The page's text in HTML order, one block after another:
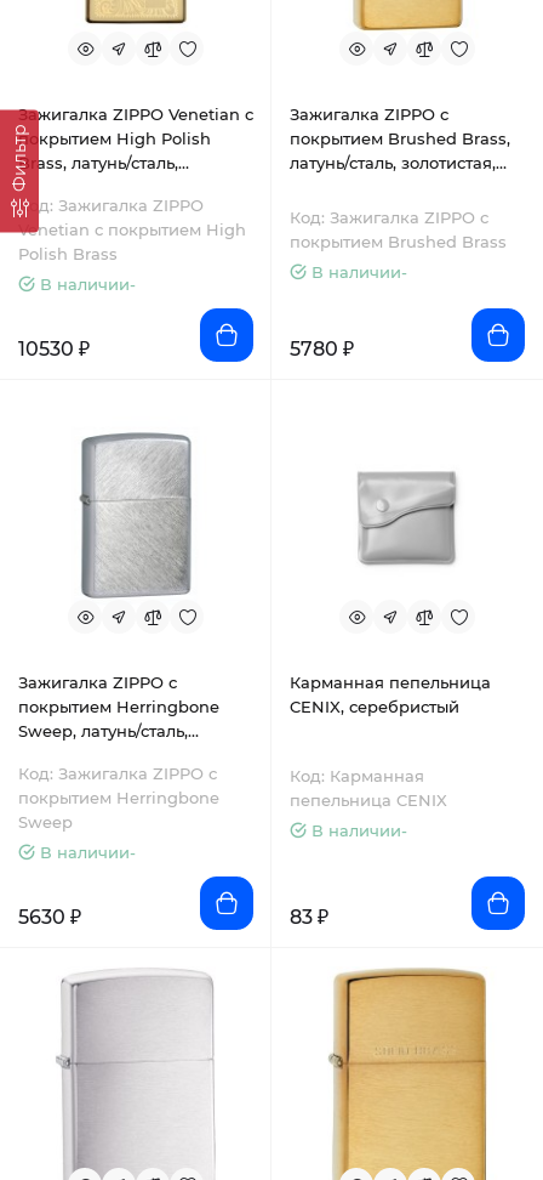
Фильтр
Зажигалка ZIPPO Venetian с
покрытием High Polish
Brass, латунь/сталь,
золотистая, 38x13x57 мм
Код: Зажигалка ZIPPO
Venetian с покрытием High
Polish Brass
В наличии-
10530 ₽
Зажигалка ZIPPO с
покрытием Brushed Brass,
латунь/сталь, золотистая,
Код: Зажигалка ZIPPO с
покрытием Brushed Brass
В наличии-
5780 ₽
Зажигалка ZIPPO с
покрытием Herringbone
Sweep, латунь/сталь,
38x13x57 мм
Код: Зажигалка ZIPPO с
покрытием Herringbone
Sweep
В наличии-
5630 ₽
Карманная пепельница
CENIX, серебристый
Код: Карманная
пепельница CENIX
В наличии-
83 ₽